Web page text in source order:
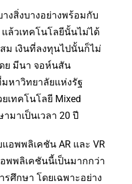
งสิ่งบางอย่างพร้อมกับ
ล้วเทคโนโลยีนั้นไม่ได้
ม เงินที่ลงทุนไปนั้นก็ไม่
ย มีนา จอห์นสัน
หาวิทยาลัยแห่งรัฐ
เทคโนโลยี Mixed
มาเป็นเวลา 20 ปี
อพพลิเคชัน AR และ VR
พพลิเคชันนี้เป็นมากกว่า
ศึกษา โดยเฉพาะอย่าง